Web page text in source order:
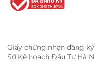
Giấy chứng nhận đăng
Sở Kế hoạch Đầu Tư Hà